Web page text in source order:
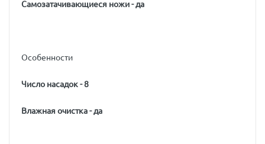
Самозатачивающиеся ножи - да
Особенности
Число насадок - 8
Влажная очистка - да